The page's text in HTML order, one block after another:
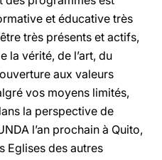
et éducative très
très présents et actifs,
la vérité, de l’art, du
aux valeurs
vos moyens limités,
la perspective de
l’an prochain à Quito,
Eglises des autres